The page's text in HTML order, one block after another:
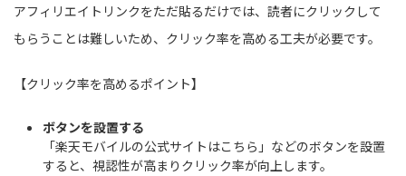
アフィリエイトリンクをただ貼るだけでは、読者にクリックして
もらうことは難しいため、クリック率を高める工夫が必要です。
【クリック率を高めるポイント】
ボタンを設置する
「楽天モバイルの公式サイトはこちら」などのボタンを設置
すると、視認性が高まりクリック率が向上します。